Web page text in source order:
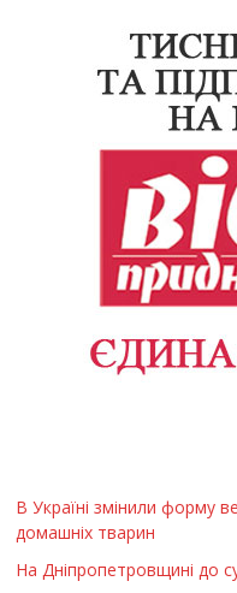
В Україні змінили форму
домашніх тварин
На Дніпропетровщині до